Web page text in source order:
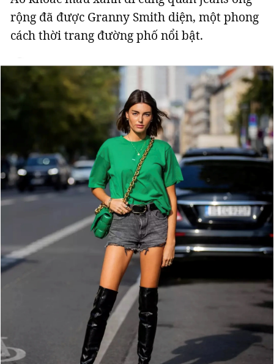
rộng đã được Granny Smith diện, một phong
cách thời trang đường phố nổi bật.